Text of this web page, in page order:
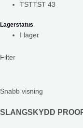
TSTTST 43
Lagerstatus
I lager
Filter
Snabb visning
SLANGSKYDD